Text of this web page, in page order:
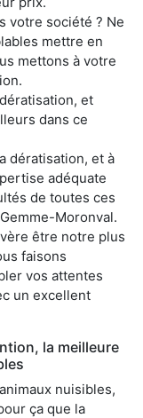
votre société ? Ne
mettre en
mettons à votre
et
dans ce
dératisation, et à
adéquate
de toutes ces
Moronval.
être notre plus
faisons
vos attentes
un excellent
la meilleure
nuisibles,
ça que la